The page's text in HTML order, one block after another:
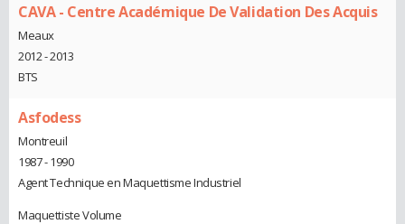
CAVA - Centre Académique De Validation Des Acquis
Meaux
2012 - 2013
BTS
Asfodess
Montreuil
1987 - 1990
Agent Technique en Maquettisme Industriel
Maquettiste Volume